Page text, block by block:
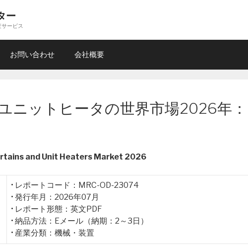
ー
ービス
お問い合わせ 会社概要
ニットヒータの世界市場2026年：
and Unit Heaters Market 2026
• レポートコード：MRC-OD-23074
• 発行年月：2026年07月
• レポート形態：英文PDF
• 納品方法：Eメール（納期：2～3日）
• 産業分類：機械・装置